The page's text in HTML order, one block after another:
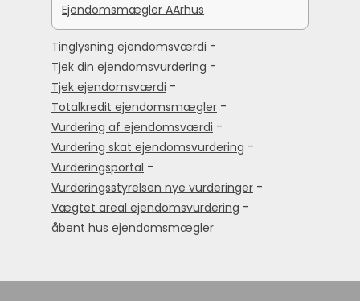
Ejendomsmægler AArhus
Tinglysning ejendomsværdi -
Tjek din ejendomsvurdering -
Tjek ejendomsværdi -
Totalkredit ejendomsmægler -
Vurdering af ejendomsværdi -
Vurdering skat ejendomsvurdering -
Vurderingsportal -
Vurderingsstyrelsen nye vurderinger -
Vægtet areal ejendomsvurdering -
åbent hus ejendomsmægler